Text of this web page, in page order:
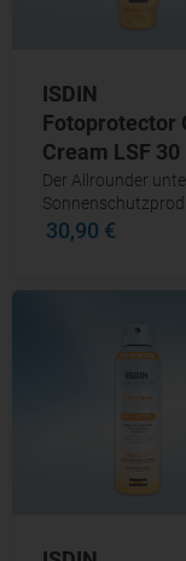
ISDIN
Fotoprotector
Cream LSF 30
Der Allrounder
30,90 €